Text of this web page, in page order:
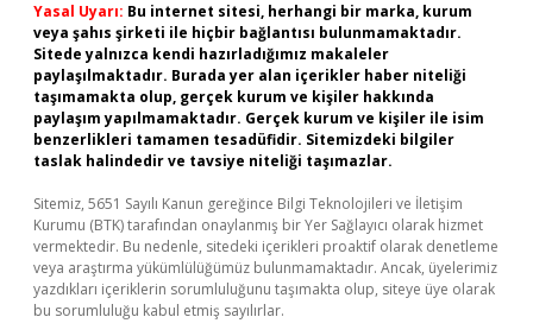
Yasal Uyarı: Bu internet sitesi, herhangi bir marka, kurum
veya şahıs şirketi ile hiçbir bağlantısı bulunmamaktadır.
Sitede yalnızca kendi hazırladığımız makaleler
paylaşılmaktadır. Burada yer alan içerikler haber niteliği
taşımamakta olup, gerçek kurum ve kişiler hakkında
paylaşım yapılmamaktadır. Gerçek kurum ve kişiler ile isim
benzerlikleri tamamen tesadüfidir. Sitemizdeki bilgiler
taslak halindedir ve tavsiye niteliği taşımazlar.
Sitemiz, 5651 Sayılı Kanun gereğince Bilgi Teknolojileri ve İletişim
Kurumu (BTK) tarafından onaylanmış bir Yer Sağlayıcı olarak hizmet
vermektedir. Bu nedenle, sitedeki içerikleri proaktif olarak denetleme
veya araştırma yükümlülüğümüz bulunmamaktadır. Ancak, üyelerimiz
yazdıkları içeriklerin sorumluluğunu taşımakta olup, siteye üye olarak
bu sorumluluğu kabul etmiş sayılırlar.